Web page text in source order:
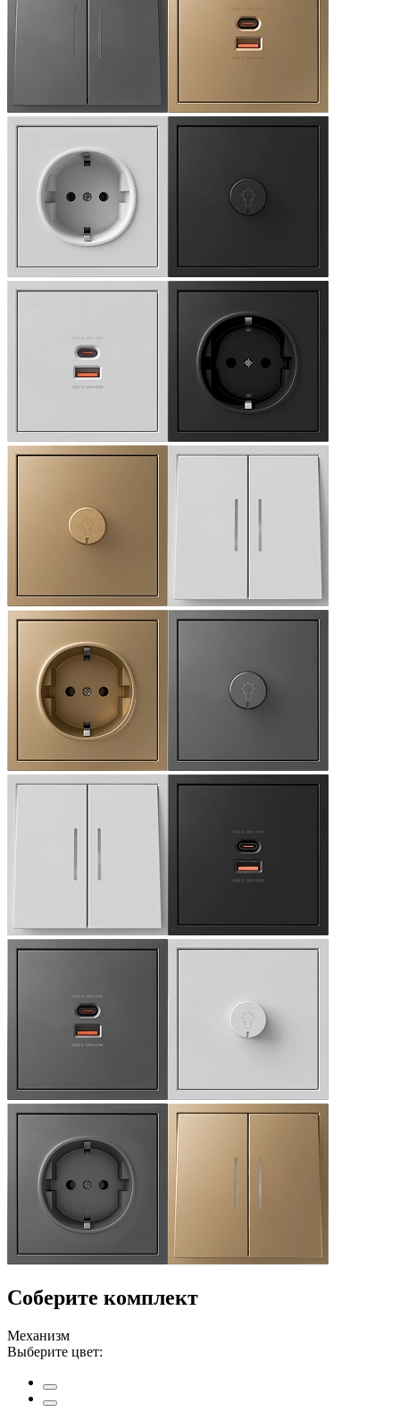
Соберите комплект
Механизм
Выберите цвет: